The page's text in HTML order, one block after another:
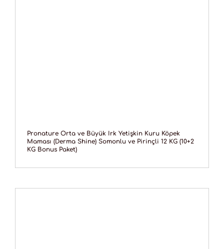
Pronature Orta ve Büyük Irk Yetişkin Kuru Köpek
Maması (Derma Shine) Somonlu ve Pirinçli 12 KG (10+2
KG Bonus Paket)